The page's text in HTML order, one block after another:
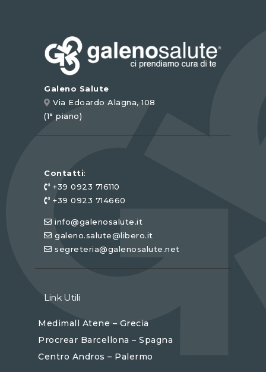
Galeno Salute
Via Edoardo Alagna, 108
(1° piano)
Contatti:
+39 0923 716110
+39 0923 714660
info@galenosalute.it
galeno.salute@libero.it
segreteria@galenosalute.net
Link Utili
Medimall Atene – Grecia
Procrear Barcellona – Spagna
Centro Andros – Palermo